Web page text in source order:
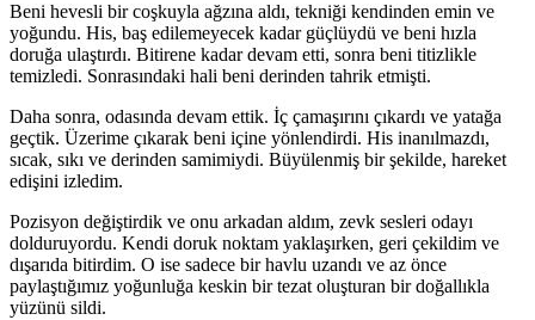
Beni hevesli bir coşkuyla ağzına aldı, tekniği kendinden emin ve
yoğundu. His, baş edilemeyecek kadar güçlüydü ve beni hızla
doruğa ulaştırdı. Bitirene kadar devam etti, sonra beni titizlikle
temizledi. Sonrasındaki hali beni derinden tahrik etmişti.
Daha sonra, odasında devam ettik. İç çamaşırını çıkardı ve yatağa
geçtik. Üzerime çıkarak beni içine yönlendirdi. His inanılmazdı,
sıcak, sıkı ve derinden samimiydi. Büyülenmiş bir şekilde, hareket
edişini izledim.
Pozisyon değiştirdik ve onu arkadan aldım, zevk sesleri odayı
dolduruyordu. Kendi doruk noktam yaklaşırken, geri çekildim ve
dışarıda bitirdim. O ise sadece bir havlu uzandı ve az önce
paylaştığımız yoğunluğa keskin bir tezat oluşturan bir doğallıkla
yüzünü sildi.